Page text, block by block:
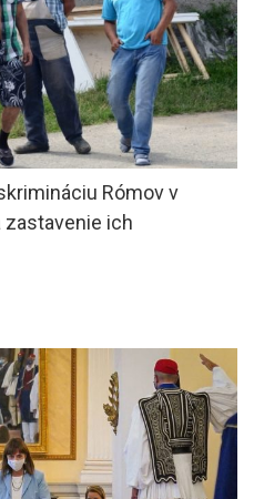
Rómov v
zastavenie ich